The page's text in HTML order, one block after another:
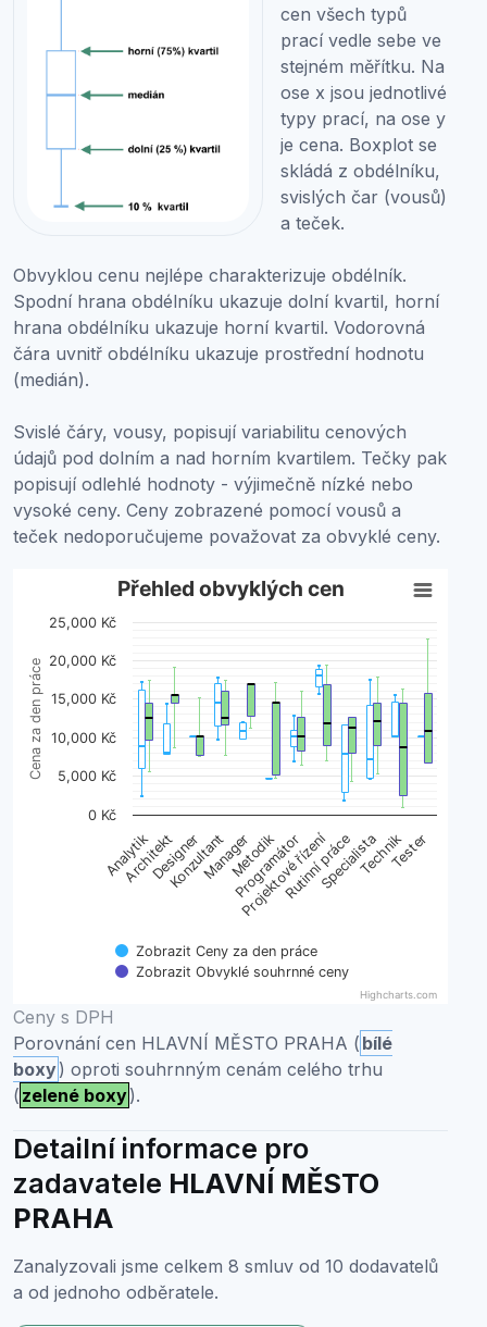
cen všech typů
prací vedle sebe ve
stejném měřítku. Na
ose x jsou jednotlivé
typy prací, na ose y
je cena. Boxplot se
skládá z obdélníku,
svislých čar (vousů)
a teček.
Obvyklou cenu nejlépe charakterizuje obdélník.
Spodní hrana obdélníku ukazuje dolní kvartil, horní
hrana obdélníku ukazuje horní kvartil. Vodorovná
čára uvnitř obdélníku ukazuje prostřední hodnotu
(medián).
Svislé čáry, vousy, popisují variabilitu cenových
údajů pod dolním a nad horním kvartilem. Tečky pak
popisují odlehlé hodnoty - výjimečně nízké nebo
vysoké ceny. Ceny zobrazené pomocí vousů a
teček nedoporučujeme považovat za obvyklé ceny.
Přehled obvyklých cen
Boxplot with 2 data series. Box plot charts are typically
View as data table, Přehled obvyklých cen
The chart has 1 X axis displaying categories.
The chart has 1 Y axis displaying Cena za den práce.
Cena za den práce
Přehled obvyklých cen
Zobrazit Ceny za den práce
Zobrazit Obvyklé souhrnné ceny
Analytik
ArchitektDesigner
KonzultantManagerMetodik
Programátor
Projektové řízení
Rutinní práce
SpecialistaTechnikTester
0 Kč
5,000 Kč
10,000 Kč
15,000 Kč
20,000 Kč
25,000 Kč
Highcharts.com
End of interactive chart.
Ceny s DPH
Porovnání cen HLAVNÍ MĚSTO PRAHA ( bílé
boxy) oproti souhrnným cenám celého trhu
( zelené boxy).
Detailní informace pro
zadavatele HLAVNÍ MĚSTO
PRAHA
Zanalyzovali jsme celkem 8 smluv od 10 dodavatelů
a od jednoho odběratele.